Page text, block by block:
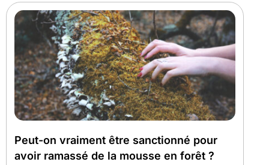
Peut-on vraiment être sanctionné pour
avoir ramassé de la mousse en forêt ?